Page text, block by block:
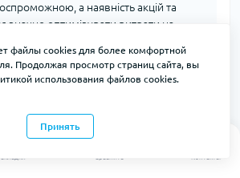
Сравнить Контакты
а наявність акцій та
значно оптимізувати витрати на
транспортування матеріалів.
також на високому рівні:
швидко реагує на запити і готова
високий рівень сервісу. Співпраця з
стала важливою складовою
бізнесу, і ми з нетерпінням чекаємо
файлы cookies для более комфортной
Продолжая просмотр страниц сайта, вы
использования файлов cookies.
Принять